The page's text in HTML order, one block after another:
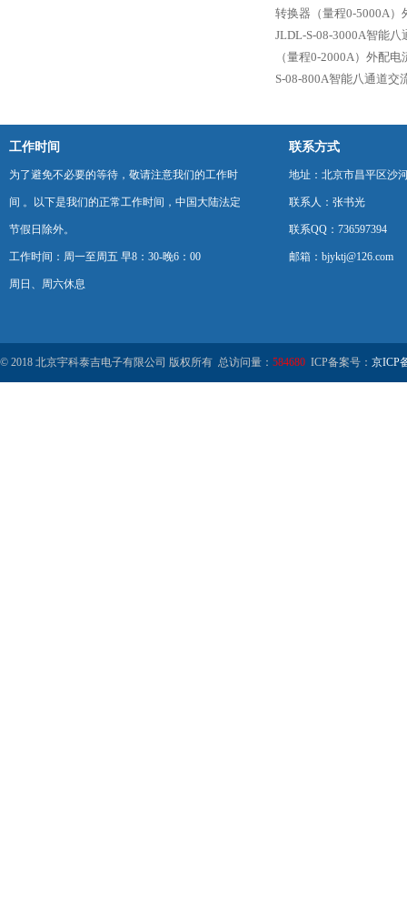
转换器（量程0-5000A）
JLDL-S-08-3000A智能
（量程0-2000A）外配电
S-08-800A智能八通道交
工作时间
为了避免不必要的等待，敬请注意我们的工作时
间 。以下是我们的正常工作时间，中国大陆法定
节假日除外。
工作时间：周一至周五 早8：30-晚6：00
周日、周六休息
联系方式
地址：北京市昌平区沙
联系人：张书光
联系QQ：736597394
邮箱：bjyktj@126.com
© 2018 北京宇科泰吉电子有限公司 版权所有 总访问量： 584680 ICP备案号： 京ICP